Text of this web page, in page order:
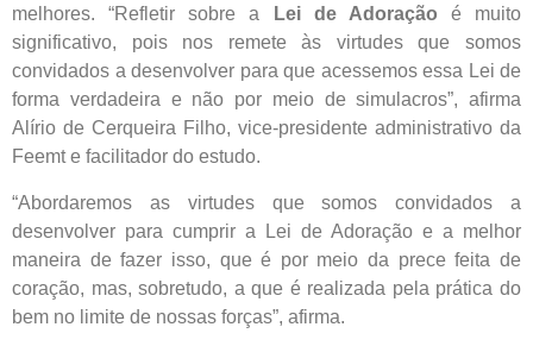
melhores. “Refletir sobre a
Lei de Adoração é muito
significativo, pois nos remete às virtudes que somos
convidados a desenvolver para que acessemos essa Lei de
forma verdadeira e não por meio de simulacros”, afirma
Alírio de Cerqueira Filho, vice-presidente administrativo da
Feemt e facilitador do estudo.
“Abordaremos as virtudes que somos convidados a
desenvolver para cumprir a Lei de Adoração e a melhor
maneira de fazer isso, que é por meio da prece feita de
coração, mas, sobretudo, a que é realizada pela prática do
bem no limite de nossas forças”, afirma.